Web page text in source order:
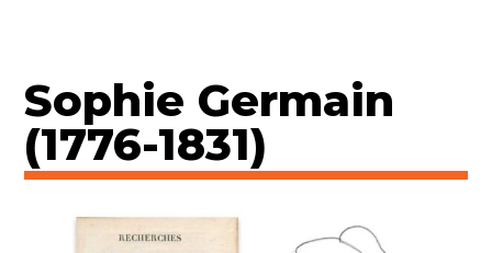
Sophie Germain
(1776-1831)